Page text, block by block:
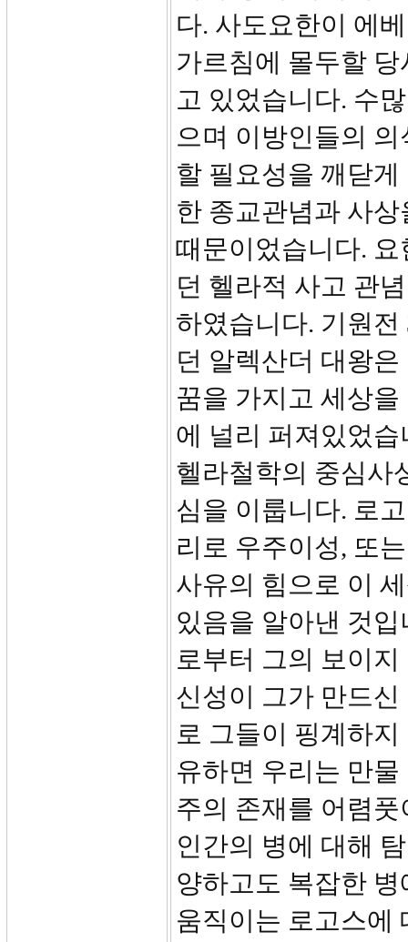
다. 사도요한이 에
가르침에 몰두할
고 있었습니다. 수
으며 이방인들의
할 필요성을 깨닫
한 종교관념과 사
때문이었습니다.
던 헬라적 사고 관
하였습니다. 기원
던 알렉산더 대왕
꿈을 가지고 세상
에 널리 퍼져있었
헬라철학의 중심사
심을 이룹니다. 로
리로 우주이성, 또
사유의 힘으로 이
있음을 알아낸 것
로부터 그의 보이
신성이 그가 만드
로 그들이 핑계하
유하면 우리는 만
주의 존재를 어렴
인간의 병에 대해
양하고도 복잡한
움직이는 로고스에